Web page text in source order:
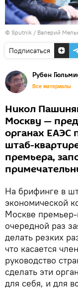
© Sputnik / Валерий
Подписаться
Рубен
Все материалы
Никол
Москву —
органах ЕАЭС
штаб-
премьера,
На брифинге в
экономической
Москве
очередной раз
делать резких
что касается
руководство
сделать эти
для себя, и для